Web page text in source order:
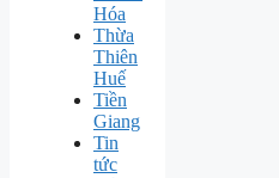
Hóa
Thừa
Thiên
Huế
Tiền
Giang
Tin
tức